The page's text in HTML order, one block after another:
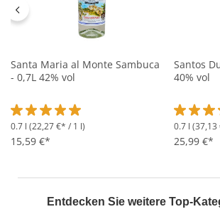
Santa Maria al Monte Sambuca
- 0,7L 42% vol
Durchschnittliche Bewertung von 5 von 5
0.7 l (22,27 €* / 1 l)
15,59 €*
Santos
40% vol
0.7 l (37,13
25,99 €*
Entdecken Sie weitere Top-